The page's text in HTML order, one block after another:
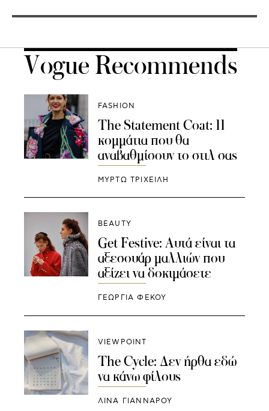
Vogue Recommends
FASHION
The Statement Coat: 11
κομμάτια που θα
αναβαθμίσουν το στιλ σας
ΜΥΡΤΩ ΤΡΙΧΕΙΛΗ
BEAUTY
Get Festive: Αυτά είναι τα
αξεσουάρ μαλλιών που
αξίζει να δοκιμάσετε
ΓΕΩΡΓΙΑ ΦΕΚΟΥ
VIEWPOINT
The Cycle: Δεν ήρθα εδώ
να κάνω φίλους
ΛΊΝΑ ΓΙΆΝΝΑΡΟΥ